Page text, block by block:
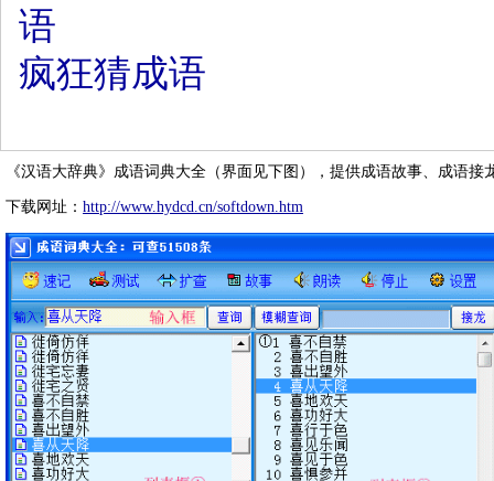
语
疯狂猜成语
《汉语大辞典》成语词典大全（界面见下图），提供成语故事、成语接
下载网址： http://www.hydcd.cn/softdown.htm